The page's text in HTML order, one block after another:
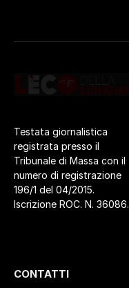
Testata giornalistica
registrata presso il
Tribunale di Massa con il
numero di registrazione
196/1 del 04/2015.
Iscrizione ROC. N. 36086.
CONTATTI